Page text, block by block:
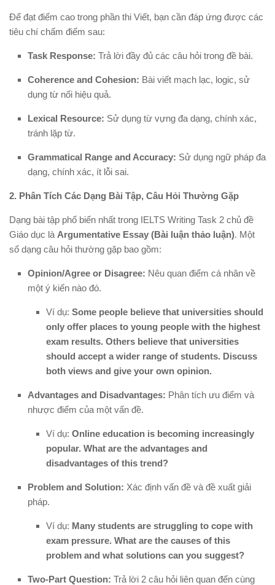
Để đạt điểm cao trong phần thi Viết, bạn cần đáp ứng được các
tiêu chí chấm điểm sau:
Task Response: Trả lời đầy đủ các câu hỏi trong đề bài.
Coherence and Cohesion: Bài viết mạch lạc, logic, sử
dụng từ nối hiệu quả.
Lexical Resource: Sử dụng từ vựng đa dạng, chính xác,
tránh lặp từ.
Grammatical Range and Accuracy: Sử dụng ngữ pháp đa
dạng, chính xác, ít lỗi sai.
2. Phân Tích Các Dạng Bài Tập, Câu Hỏi Thường Gặp
Dạng bài tập phổ biến nhất trong IELTS Writing Task 2 chủ đề
Giáo dục là Argumentative Essay (Bài luận thảo luận). Một
số dạng câu hỏi thường gặp bao gồm:
Opinion/Agree or Disagree: Nêu quan điểm cá nhân về
một ý kiến nào đó.
Ví dụ: Some people believe that universities should
only offer places to young people with the highest
exam results. Others believe that universities
should accept a wider range of students. Discuss
both views and give your own opinion.
Advantages and Disadvantages: Phân tích ưu điểm và
nhược điểm của một vấn đề.
Ví dụ: Online education is becoming increasingly
popular. What are the advantages and
disadvantages of this trend?
Problem and Solution: Xác định vấn đề và đề xuất giải
pháp.
Ví dụ: Many students are struggling to cope with
exam pressure. What are the causes of this
problem and what solutions can you suggest?
Two-Part Question: Trả lời 2 câu hỏi liên quan đến cùng